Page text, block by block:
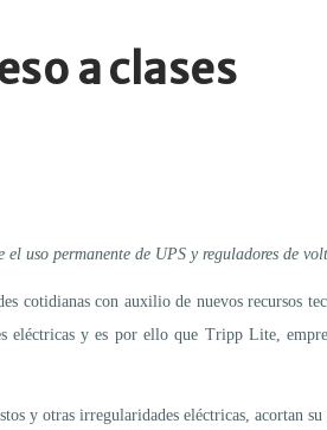
a clases
uso permanente de UPS y reguladores de
cotidianas con auxilio de nuevos recursos
y es por ello que Tripp Lite,
y otras irregularidades eléctricas, acortan